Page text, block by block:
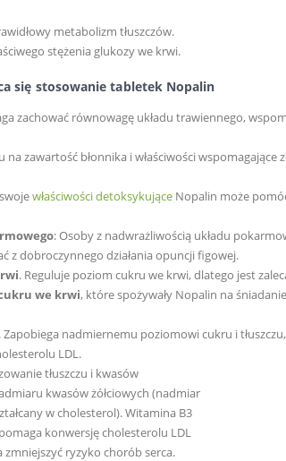
metabolizm tłuszczów.
stężenia glukozy we krwi.
się stosowanie tabletek Nopalin
zachować równowagę układu trawiennego,
na zawartość błonnika i właściwości
właściwości detoksykujące Nopalin może
: Osoby z nadwrażliwością układu
z dobroczynnego działania opuncji figowej.
. Reguluje poziom cukru we krwi, dlatego jest
we krwi, które spożywały Nopalin na
. Zapobiega nadmiernemu poziomowi cukru i
LDL.
tłuszczu i kwasów
kwasów żółciowych (nadmiar
w cholesterol). Witamina B3
konwersję cholesterolu LDL
zmniejszyć ryzyko chorób serca.